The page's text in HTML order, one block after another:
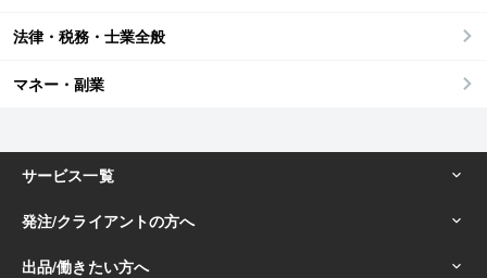
法律・税務・士業全般
マネー・副業